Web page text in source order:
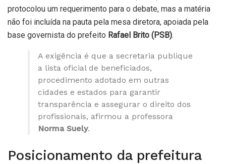
protocolou um requerimento para o debate, mas a matéria
não foi incluída na pauta pela mesa diretora, apoiada pela
base governista do prefeito Rafael Brito (PSB).
A exigência é que a secretaria publique
a lista oficial de beneficiados,
procedimento adotado em outras
cidades e estados para garantir
transparência e assegurar o direito dos
profissionais, afirmou a professora
Norma Suely.
Posicionamento da prefeitura